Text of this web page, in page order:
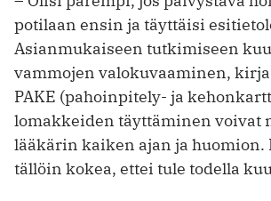
potilaan ensin ja täyttäisi
Asianmukaiseen tutkimiseen
vammojen valokuvaaminen,
PAKE (pahoinpitely- ja
lomakkeiden täyttäminen voivat
lääkärin kaiken ajan ja huomion.
tällöin kokea, ettei tule todella